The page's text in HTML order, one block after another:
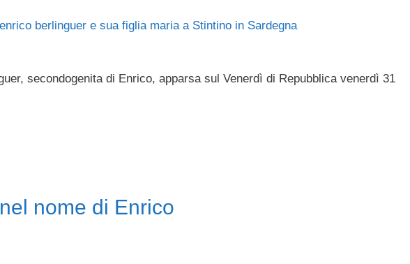
secondogenita di Enrico, apparsa sul Venerdì di Repubblica venerdì 31
nome di Enrico